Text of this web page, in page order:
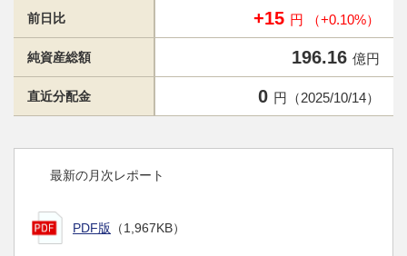
前日比 +15 円 （+0.10%）
純資産総額 196.16 億円
直近分配金 0 円（2025/10/14）
最新の月次レポート
PDF版 （1,967KB）